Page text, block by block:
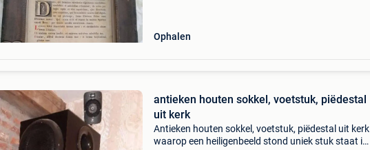
Ophalen
antieken houten sokkel, voetstuk, piëdestal
uit kerk
Antieken houten sokkel, voetstuk, piëdestal uit kerk
waarop een heiligenbeeld stond uniek stuk staat in